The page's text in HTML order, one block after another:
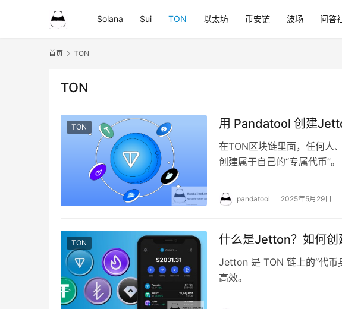
Solana Sui TON 以太坊 币安链 波场 问答
首页 TON
TON
TON 用 Pandatool 创建
在TON区块链里面，任何人
创建属于自己的“专属代币”。
pandatool 2025年5月29日
TON 什么是Jetton？如何
Jetton 是 TON 链上的“代币
高效。